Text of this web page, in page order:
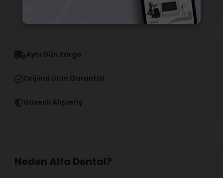
Aynı Gün Kargo
Orijinal Ürün Garantisi
Güvenli Alışveriş
Neden Alfa Dental?